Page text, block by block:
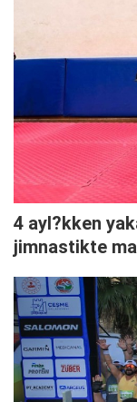
4 ayl?kken
jimnastikte